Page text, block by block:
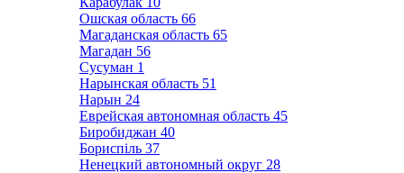
Ошская область 66
Магаданская область 65
Магадан 56
Сусуман 1
Нарынская область 51
Нарын 24
Еврейская автономная область 45
Биробиджан 40
Бориспіль 37
Ненецкий автономный округ 28